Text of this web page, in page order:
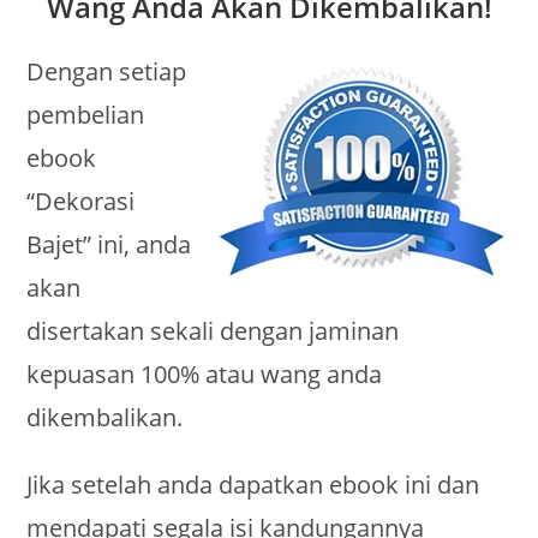
Dengan setiap
pembelian
ebook
“Dekorasi
Bajet” ini, anda
akan
disertakan sekali dengan jaminan
kepuasan 100% atau wang anda
dikembalikan.
Jika setelah anda dapatkan ebook ini dan
mendapati segala isi kandungannya